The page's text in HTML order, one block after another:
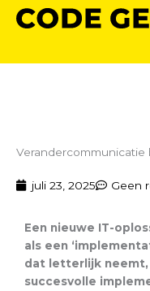
naar
inhoud
Verandercommunicatie
juli 23, 2025 Geen
Een nieuwe IT-
als een
dat letterlijk neemt,
succesvolle